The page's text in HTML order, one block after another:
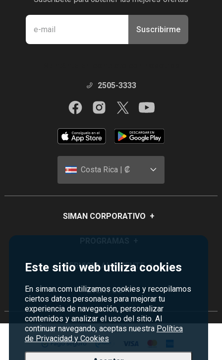
Este sitio web utiliza cookies
En siman.com utilizamos cookies y recopilamos
ciertos datos personales para mejorar tu
experiencia de navegación, personalizar
contenidos y analizar el uso del sitio. Al
continuar navegando, aceptas nuestra Política
de Privacidad y Cookies
Suscribirme
2505-3333
Costa Rica | ₡
SIMAN CORPORATIVO +
Historia
Sucursales
Servicios
Empleos Siman
Monedero
Siman PRO
Credisiman
SERVICIO AL CLIENTE +
Preguntas Frecuentes
Política de devoluciones y garantías
Contáctenos
Seguridad del sitio
Política de Privacidad
EVENTOS +
Rebajas
Madres